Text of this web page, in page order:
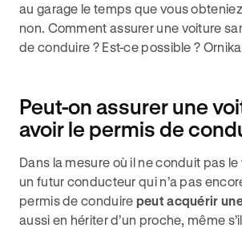
au garage le temps que vous
non. Comment assurer une voiture
de conduire ? Est-ce possible ?
Peut-on assurer une
avoir le permis de
Dans la mesure où il ne conduit pas
un futur conducteur qui n’a pas
permis de conduire peut acquérir
aussi en hériter d’un proche, même